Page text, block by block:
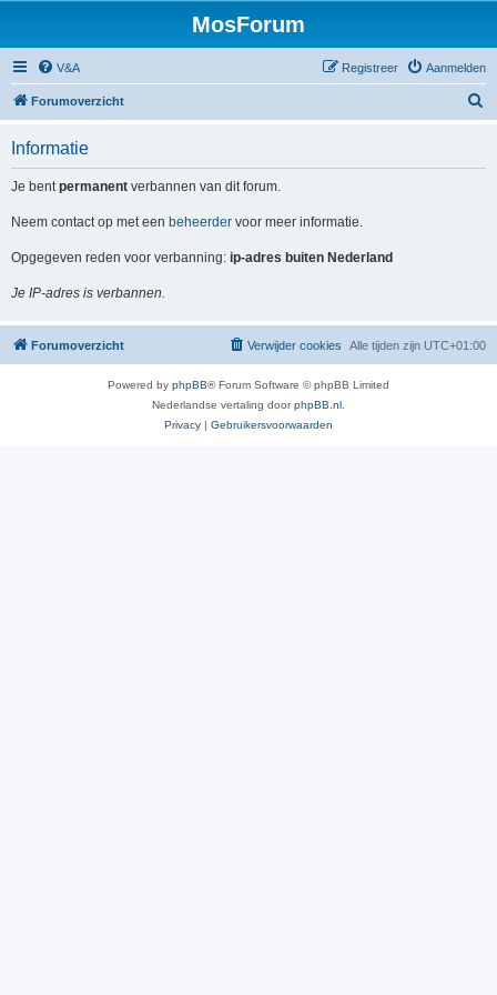
MosForum
V&A Aanmelden
Registreer
Forumoverzicht
Informatie
Je bentpermanent verbannen van dit forum.
Neem contact op met een beheerder voor meer informatie.
Opgegeven reden voor verbanning: ip-adres buiten Nederland
Je IP-adres is verbannen.
Forumoverzicht Alle tijden zijn UTC+01:00
Verwijder cookies
Powered by phpBB® Forum Software © phpBB Limited
Nederlandse vertaling doorphpBB.nl
Privacy | Gebruikersvoorwaarden